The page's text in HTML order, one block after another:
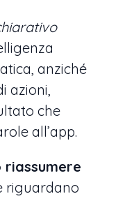
anziché
azioni,
che
all’app.
riguardano